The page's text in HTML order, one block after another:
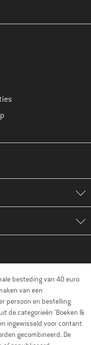
volgende stap je
besteding van 40 euro
van een
persoon en bestelling
de categorieën 'Boeken &
ingewisseld voor contant
gecombineerd. De